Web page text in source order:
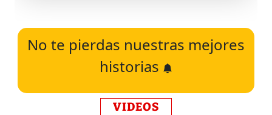
No te pierdas nuestras mejores
historias
VIDEOS